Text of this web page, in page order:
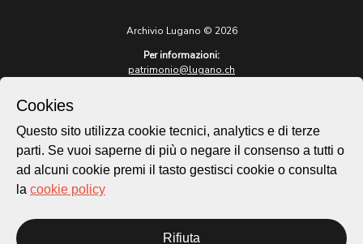
Archivio Lugano © 2026
Per informazioni:
patrimonio@lugano.ch
lugano.ch
Cookie policy
Homepage
Temi
Cookies
Questo sito utilizza cookie tecnici, analytics e di terze
parti. Se vuoi saperne di più o negare il consenso a tutti o
ad alcuni cookie premi il tasto gestisci cookie o consulta
la cookie policy
Rifiuta